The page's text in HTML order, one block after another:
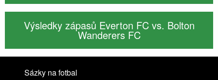
Výsledky zápasů Everton FC vs. Bolton
Wanderers FC
Sázky na fotbal